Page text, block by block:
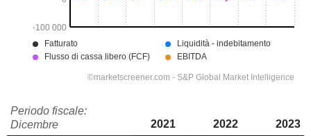
Periodo fiscale:
Dicembre
2021 2022
2023